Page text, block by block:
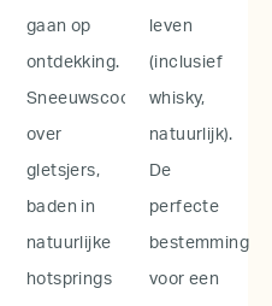
gaan op
ontdekking.
Sneeuwscooteren
over
gletsjers,
baden in
natuurlijke
hotsprings
leven
(inclusief
whisky,
natuurlijk).
De
perfecte
bestemming
voor een